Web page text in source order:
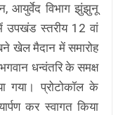
आयुर्वेद विभाग झुंझुनू
उपखंड स्तरीय 12 वां
बने खेल मैदान में समारोह
धन्वंतरि के समक्ष
गया। प्रोटोकॉल के
कर स्वागत किया